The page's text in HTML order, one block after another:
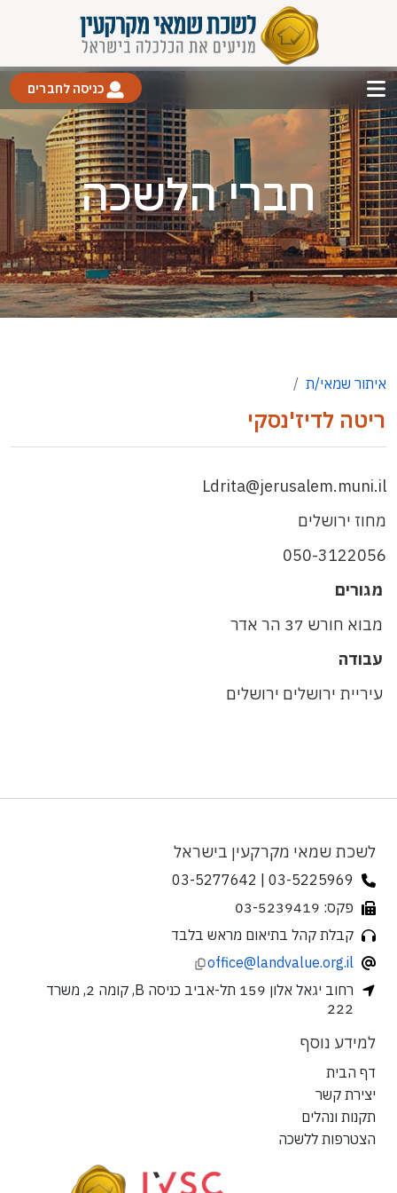
כניסה לחברים
חברי הלשכה
איתור שמאי/ת
ריטה לדיז'נסקי
Ldrita@jerusalem.muni.il
מחוז ירושלים
050-3122056
מגורים
מבוא חורש 37 הר אדר
עבודה
עיריית ירושלים ירושלים
לשכת שמאי מקרקעין בישראל
03-5225969 | 03-5277642
פקס: 03-5239419
קבלת קהל בתיאום מראש בלבד
office@landvalue.org.il
רחוב יגאל אלון 159 תל-אביב כניסה B, קומה 2, משרד
222
למידע נוסף
דף הבית
יצירת קשר
תקנות ונהלים
הצטרפות ללשכה